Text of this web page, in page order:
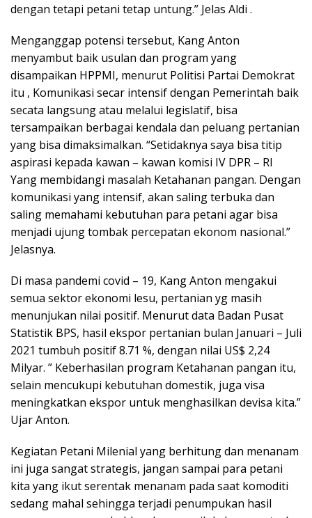
dengan tetapi petani tetap untung.” Jelas Aldi .
Menganggap potensi tersebut, Kang Anton
menyambut baik usulan dan program yang
disampaikan HPPMI, menurut Politisi Partai Demokrat
itu , Komunikasi secar intensif dengan Pemerintah baik
secata langsung atau melalui legislatif, bisa
tersampaikan berbagai kendala dan peluang pertanian
yang bisa dimaksimalkan. “Setidaknya saya bisa titip
aspirasi kepada kawan – kawan komisi IV DPR – RI
Yang membidangi masalah Ketahanan pangan. Dengan
komunikasi yang intensif, akan saling terbuka dan
saling memahami kebutuhan para petani agar bisa
menjadi ujung tombak percepatan ekonom nasional.”
Jelasnya.
Di masa pandemi covid – 19, Kang Anton mengakui
semua sektor ekonomi lesu, pertanian yg masih
menunjukan nilai positif. Menurut data Badan Pusat
Statistik BPS, hasil ekspor pertanian bulan Januari – Juli
2021 tumbuh positif 8.71 %, dengan nilai US$ 2,24
Milyar. ” Keberhasilan program Ketahanan pangan itu,
selain mencukupi kebutuhan domestik, juga visa
meningkatkan ekspor untuk menghasilkan devisa kita.”
Ujar Anton.
Kegiatan Petani Milenial yang berhitung dan menanam
ini juga sangat strategis, jangan sampai para petani
kita yang ikut serentak menanam pada saat komoditi
sedang mahal sehingga terjadi penumpukan hasil